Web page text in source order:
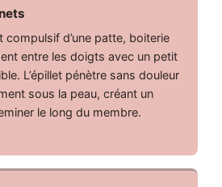
compulsif d’une patte, boiterie
entre les doigts avec un petit
L’épillet pénètre sans douleur
sous la peau, créant un
le long du membre.